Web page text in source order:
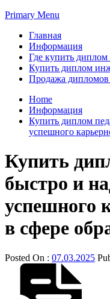
Primary Menu
Главная
Информация
Где купить
Купить диплом
Продажа дипломов
Home
Информация
Купить диплом
успешного
Купить
быстро и
успешного
в сфере
Posted On : 07.03.2025